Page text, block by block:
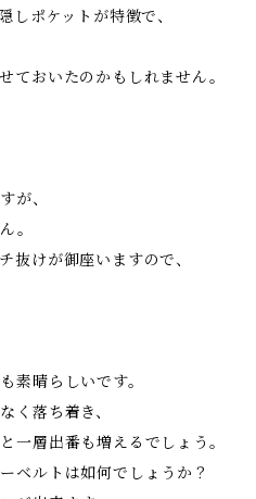
ポケットが特徴で、
ておいたのかもしれません。
が、
。
抜けが御座いますので、
素晴らしいです。
く落ち着き、
一層出番も増えるでしょう。
ベルトは如何でしょうか？